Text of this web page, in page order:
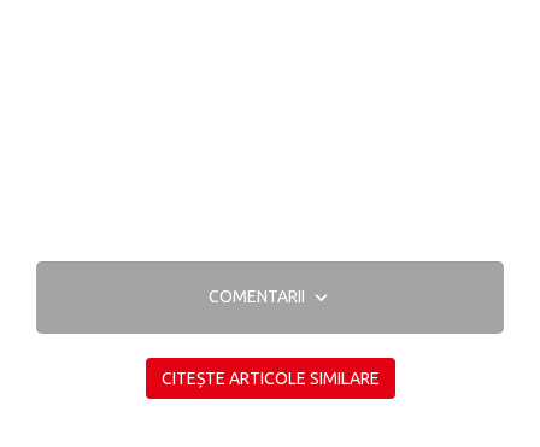
COMENTARII
CITEȘTE ARTICOLE SIMILARE